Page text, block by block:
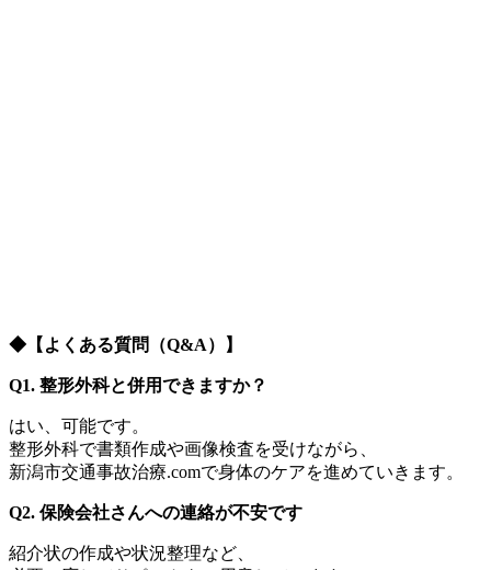
◆ 【よくある質問（Q&A）】
Q1. 整形外科と併用できますか？
はい、可能です。
整形外科で書類作成や画像検査を受けながら、
新潟市交通事故治療.comで身体のケアを進めていきます。
Q2. 保険会社さんへの連絡が不安です
紹介状の作成や状況整理など、